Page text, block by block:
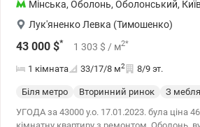
Мінська, Оболонь, Оболонський,
Лук'яненко Левка (Тимошенко)
43 000 $* 1 303 $ / м2*
1 кімната 33/17/8 м2 8/9 эт.
Біля метро Вторинний ринок З
УГОДА за 43000 у.о. 17.01.2023. була ціна 46 000 у.о.